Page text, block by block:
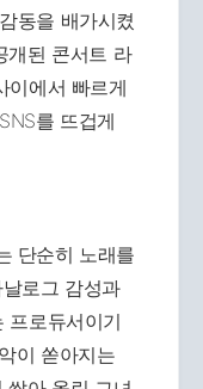
동을 배가시켰
개된 콘서트 라
이에서 빠르게
를 뜨겁게
단순히 노래를
로그 감성과
프로듀서이기
이 쏟아지는